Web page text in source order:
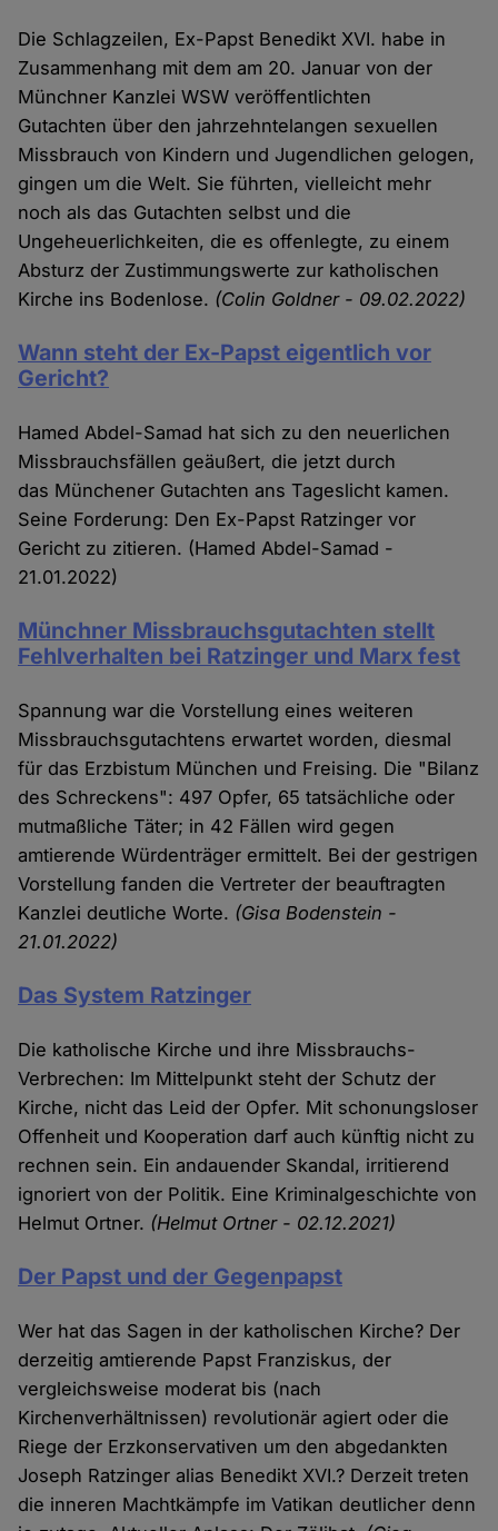
Die Schlagzeilen, Ex-Papst Benedikt XVI. habe in
Zusammenhang mit dem am 20. Januar von der
Münchner Kanzlei WSW veröffentlichten
Gutachten über den jahrzehntelangen sexuellen
Missbrauch von Kindern und Jugendlichen gelogen,
gingen um die Welt. Sie führten, vielleicht mehr
noch als das Gutachten selbst und die
Ungeheuerlichkeiten, die es offenlegte, zu einem
Absturz der Zustimmungswerte zur katholischen
Kirche ins Bodenlose. (Colin Goldner - 09.02.2022)
Wann steht der Ex-Papst eigentlich vor
Gericht?
Hamed Abdel-Samad hat sich zu den neuerlichen
Missbrauchsfällen geäußert, die jetzt durch
das Münchener Gutachten ans Tageslicht kamen.
Seine Forderung: Den Ex-Papst Ratzinger vor
Gericht zu zitieren. (Hamed Abdel-Samad -
21.01.2022)
Münchner Missbrauchsgutachten stellt
Fehlverhalten bei Ratzinger und Marx fest
Spannung war die Vorstellung eines weiteren
Missbrauchsgutachtens erwartet worden, diesmal
für das Erzbistum München und Freising. Die "Bilanz
des Schreckens": 497 Opfer, 65 tatsächliche oder
mutmaßliche Täter; in 42 Fällen wird gegen
amtierende Würdenträger ermittelt. Bei der gestrigen
Vorstellung fanden die Vertreter der beauftragten
Kanzlei deutliche Worte. (Gisa Bodenstein -
21.01.2022)
Das System Ratzinger
Die katholische Kirche und ihre Missbrauchs-
Verbrechen: Im Mittelpunkt steht der Schutz der
Kirche, nicht das Leid der Opfer. Mit schonungsloser
Offenheit und Kooperation darf auch künftig nicht zu
rechnen sein. Ein andauender Skandal, irritierend
ignoriert von der Politik. Eine Kriminalgeschichte von
Helmut Ortner. (Helmut Ortner - 02.12.2021)
Der Papst und der Gegenpapst
Wer hat das Sagen in der katholischen Kirche? Der
derzeitig amtierende Papst Franziskus, der
vergleichsweise moderat bis (nach
Kirchenverhältnissen) revolutionär agiert oder die
Riege der Erzkonservativen um den abgedankten
Joseph Ratzinger alias Benedikt XVI.? Derzeit treten
die inneren Machtkämpfe im Vatikan deutlicher denn